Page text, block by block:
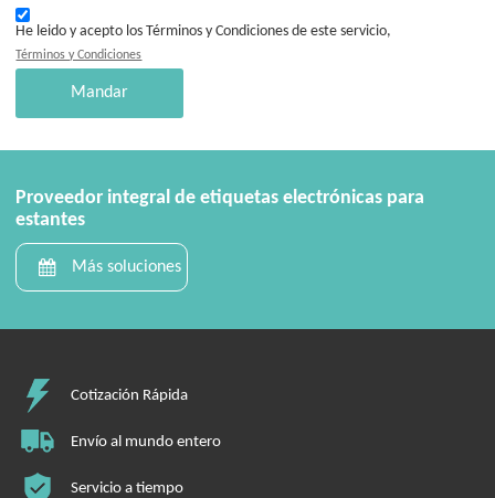
He leido y acepto los Términos y Condiciones de este servicio,
Términos y Condiciones
Mandar
Proveedor integral de etiquetas electrónicas para
estantes
Más soluciones
Cotización Rápida
Envío al mundo entero
Servicio a tiempo